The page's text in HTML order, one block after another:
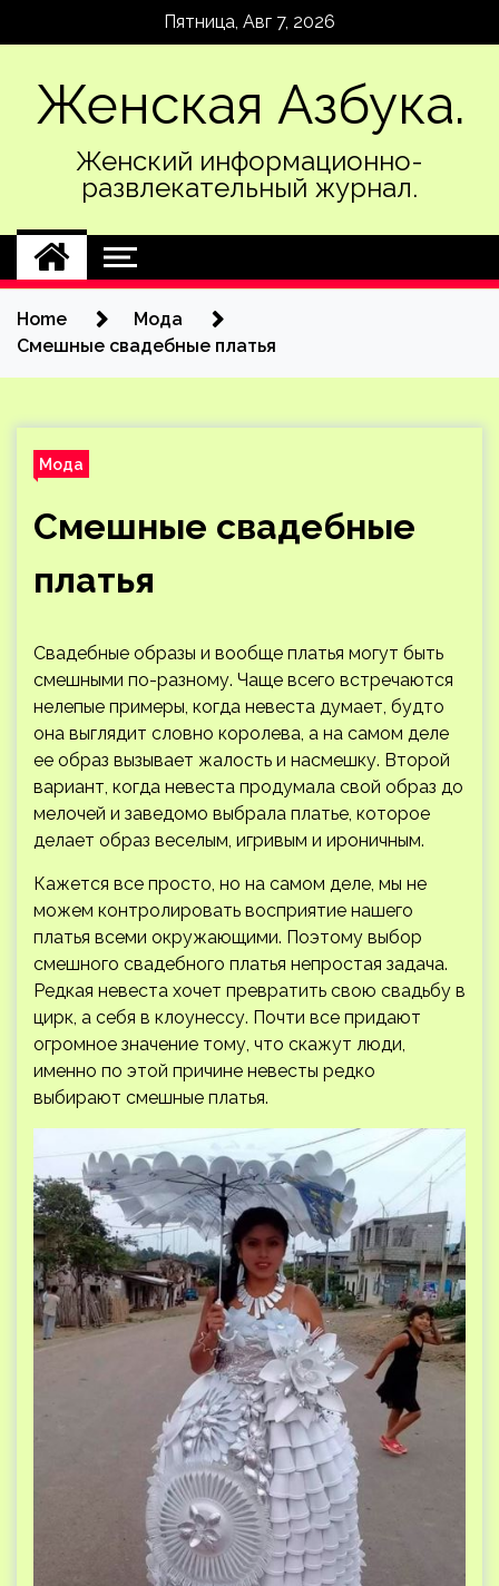
Пятница, Авг 7, 2026
Женская Азбука.
Женский информационно-
развлекательный журнал.
Home
Мода
Смешные свадебные платья
Мода
Смешные свадебные
платья
Свадебные образы и вообще платья могут быть
смешными по-разному. Чаще всего встречаются
нелепые примеры, когда невеста думает, будто
она выглядит словно королева, а на самом деле
ее образ вызывает жалость и насмешку. Второй
вариант, когда невеста продумала свой образ до
мелочей и заведомо выбрала платье, которое
делает образ веселым, игривым и ироничным.
Кажется все просто, но на самом деле, мы не
можем контролировать восприятие нашего
платья всеми окружающими. Поэтому выбор
смешного свадебного платья непростая задача.
Редкая невеста хочет превратить свою свадьбу в
цирк, а себя в клоунессу. Почти все придают
огромное значение тому, что скажут люди,
именно по этой причине невесты редко
выбирают смешные платья.